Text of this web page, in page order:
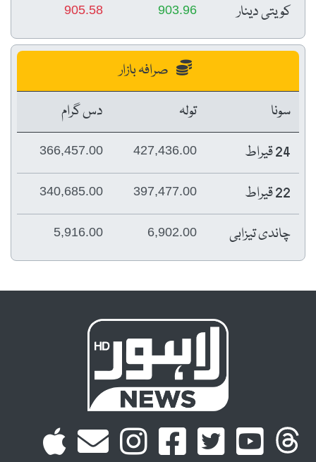
کویتی دینار 903.96
905.58
صرافہ بازار
سونا
تولہ
دس گرام
24 قیراط
427,436.00
366,457.00
22 قیراط 397,477.00
340,685.00
چاندی تیزابی 6,902.00
5,916.00